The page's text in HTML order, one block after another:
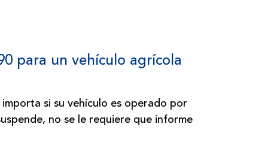
para un vehículo agrícola
si su vehículo es operado por
no se le requiere que informe